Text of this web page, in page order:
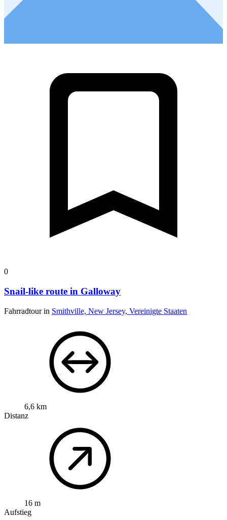
0
Snail-like route in Galloway
Fahrradtour in Smithville, New Jersey, Vereinigte Staaten
6,6 km
Distanz
16 m
Aufstieg